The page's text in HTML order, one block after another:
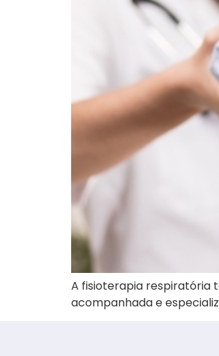
A fisioterapia respiratória
acompanhada e